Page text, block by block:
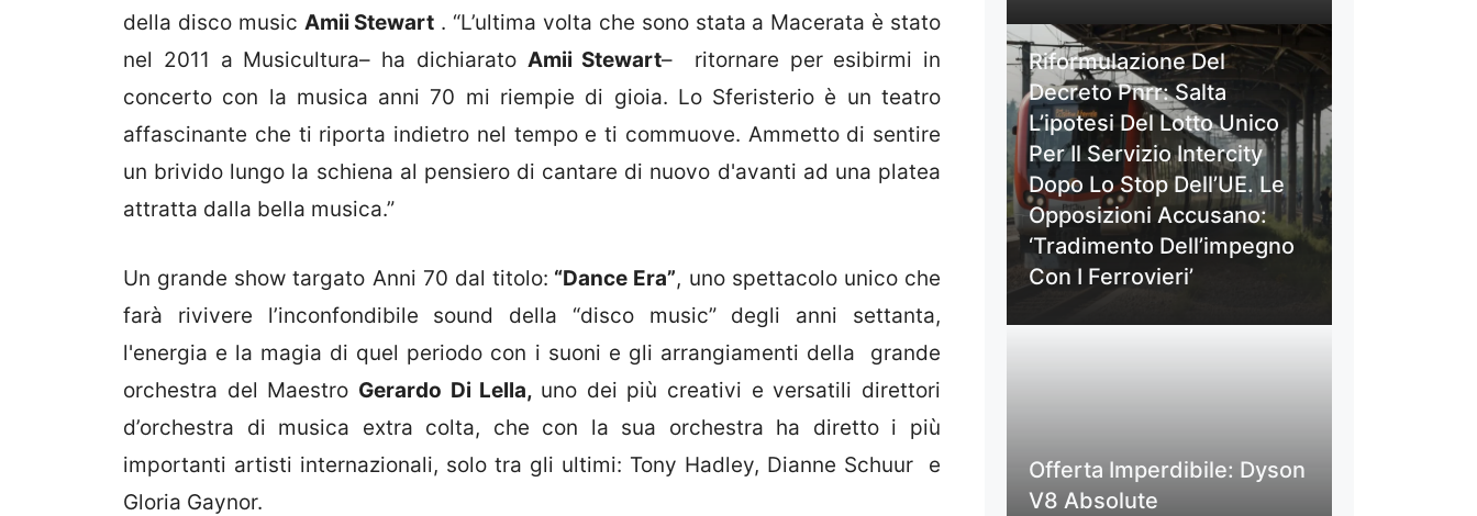
della disco music Amii Stewart . “L’ultima volta che sono stata a Macerata è stato
nel 2011 a Musicultura– ha dichiarato Amii Stewart– ritornare per esibirmi in
concerto con la musica anni 70 mi riempie di gioia. Lo Sferisterio è un teatro
affascinante che ti riporta indietro nel tempo e ti commuove. Ammetto di sentire
un brivido lungo la schiena al pensiero di cantare di nuovo d'avanti ad una platea
attratta dalla bella musica.”
Un grande show targato Anni 70 dal titolo: “Dance Era”, uno spettacolo unico che
farà rivivere l’inconfondibile sound della “disco music” degli anni settanta,
l'energia e la magia di quel periodo con i suoni e gli arrangiamenti della grande
orchestra del Maestro Gerardo Di Lella, uno dei più creativi e versatili direttori
d’orchestra di musica extra colta, che con la sua orchestra ha diretto i più
importanti artisti internazionali, solo tra gli ultimi: Tony Hadley, Dianne Schuur e
Gloria Gaynor.
Riformulazione Del
Decreto Pnrr: Salta
L’ipotesi Del Lotto Unico
Per Il Servizio Intercity
Dopo Lo Stop Dell’UE. Le
Opposizioni Accusano:
‘Tradimento Dell’impegno
Con I Ferrovieri’
Offerta Imperdibile: Dyson
V8 Absolute